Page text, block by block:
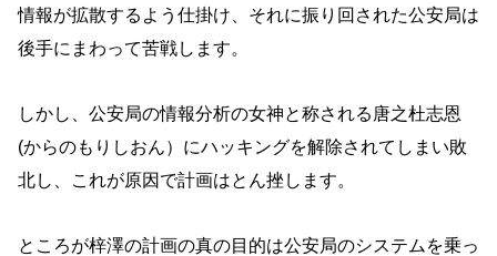
情報が拡散するよう仕掛け、それに振り回された公安局は
後手にまわって苦戦します。
しかし、公安局の情報分析の女神と称される唐之杜志恩
(からのもりしおん）にハッキングを解除されてしまい敗
北し、これが原因で計画はとん挫します。
ところが梓澤の計画の真の目的は公安局のシステムを乗っ